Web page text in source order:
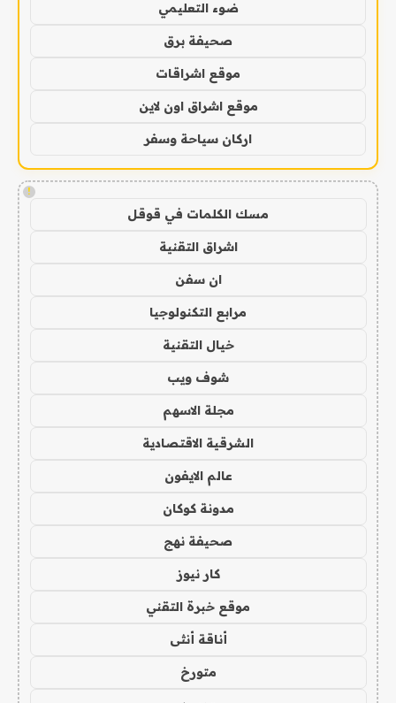
ضوء التعليمي
صحيفة برق
موقع اشراقات
موقع اشراق اون لاين
اركان سياحة وسفر
!
مسك الكلمات في قوقل
اشراق التقنية
ان سفن
مرابع التكنولوجيا
خيال التقنية
شوف ويب
مجلة الاسهم
الشرقية الاقتصادية
عالم الايفون
مدونة كوكان
صحيفة نهج
كار نيوز
موقع خبرة التقني
أناقة أنثى
متورخ